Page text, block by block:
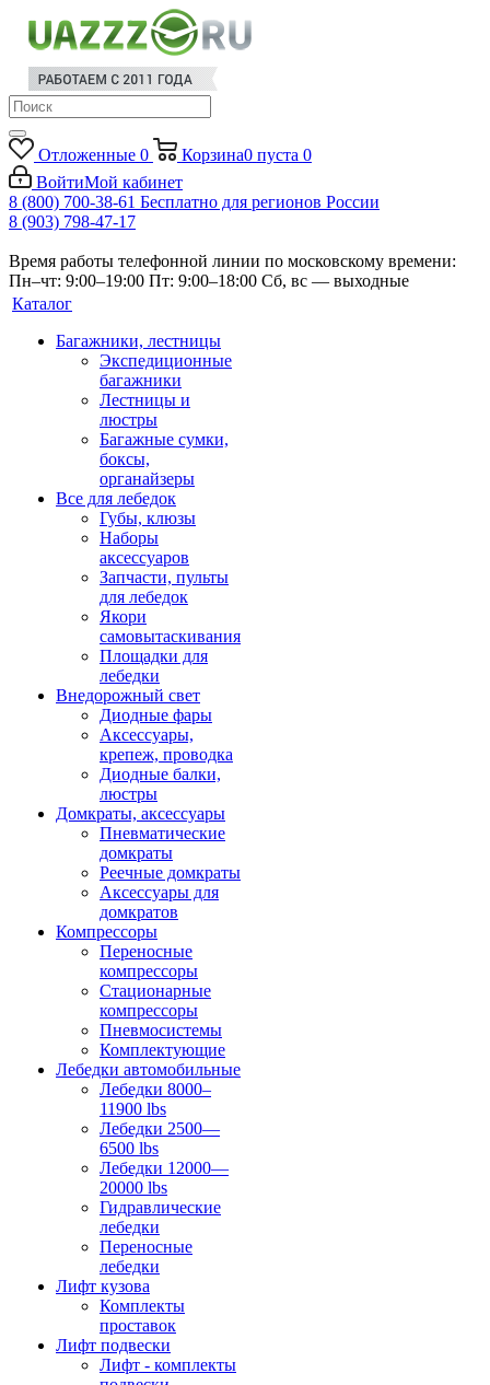
Отложенные 0 Корзина0 пуста 0
ВойтиМой кабинет
8 (800) 700-38-61 Бесплатно для регионов России
8 (903) 798-47-17
Время работы телефонной линии по московскому времени:
Пн–чт: 9:00–19:00 Пт: 9:00–18:00 Сб, вс — выходные
Каталог
Багажники, лестницы
Экспедиционные
багажники
Лестницы и
люстры
Багажные сумки,
боксы,
органайзеры
Все для лебедок
Губы, клюзы
Наборы
аксессуаров
Запчасти, пульты
для лебедок
Якори
самовытаскивания
Площадки для
лебедки
Внедорожный свет
Диодные фары
Аксессуары,
крепеж, проводка
Диодные балки,
люстры
Домкраты, аксессуары
Пневматические
домкраты
Реечные домкраты
Аксессуары для
домкратов
Компрессоры
Переносные
компрессоры
Стационарные
компрессоры
Пневмосистемы
Комплектующие
Лебедки автомобильные
Лебедки 8000–
11900 lbs
Лебедки 2500—
6500 lbs
Лебедки 12000—
20000 lbs
Гидравлические
лебедки
Переносные
лебедки
Лифт кузова
Комплекты
проставок
Лифт подвески
Лифт - комплекты